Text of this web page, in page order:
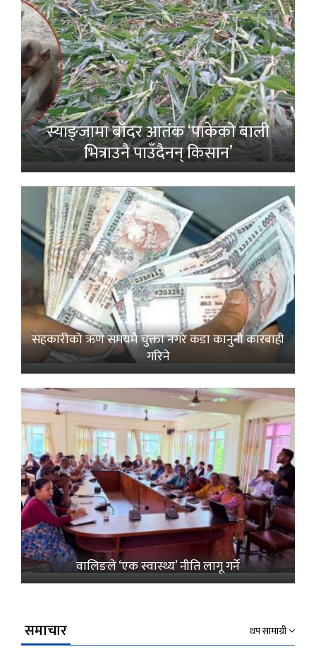
स्याङ्जामा बाँदर आतंक ‘पाकेको बाली
भित्राउनै पाउँदैनन् किसान’
सहकारीको ऋण समयमै चुक्ता नगरे कडा कानुनी कारबाही
गरिने
वालिङले ‘एक स्वास्थ्य’ नीति लागू गर्ने
समाचार थप सामाग्री